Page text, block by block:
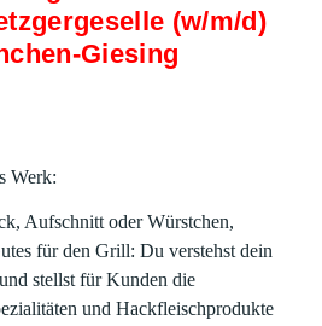
(w/m/d)
Giesing
Werk:
Aufschnitt oder Würstchen,
für den Grill: Du verstehst dein
stellst für Kunden die
und Hackfleischprodukte